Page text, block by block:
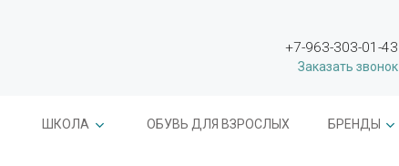
+7-963-303-01-43
Заказать звонок
ШКОЛА ОБУВЬ ДЛЯ ВЗРОСЛЫХ БРЕНДЫ